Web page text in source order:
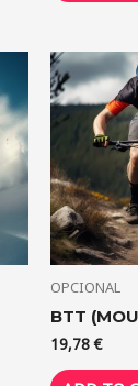
OPCIONAL
BTT
19,78€